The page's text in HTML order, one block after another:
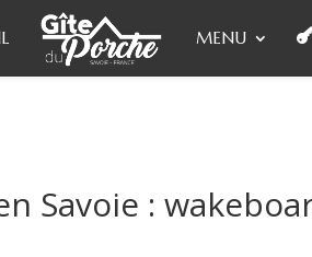
MENU
Savoie :